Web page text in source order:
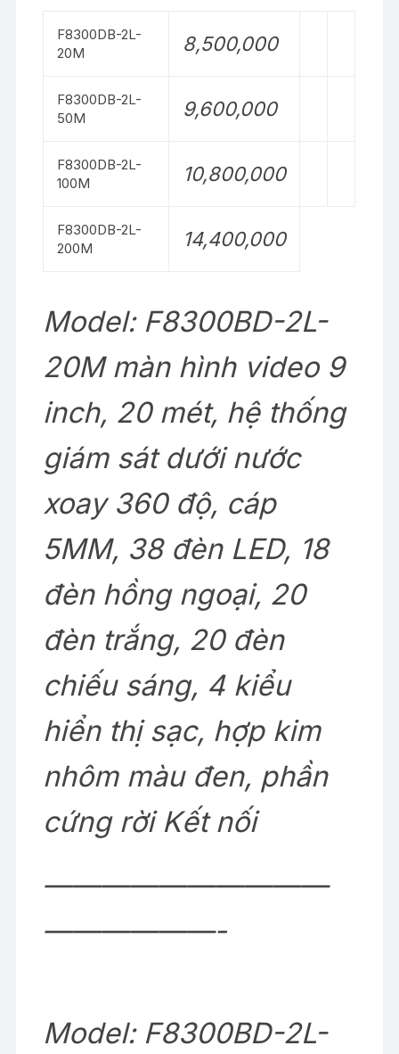
F8300DB-2L-
20M
8,500,000
F8300DB-2L-
50M
9,600,000
F8300DB-2L-
100M
10,800,000
F8300DB-2L-
200M
14,400,000
Model: F8300BD-2L-
20M màn hình video 9
inch, 20 mét, hệ thống
giám sát dưới nước
xoay 360 độ, cáp
5MM, 38 đèn LED, 18
đèn hồng ngoại, 20
đèn trắng, 20 đèn
chiếu sáng, 4 kiểu
hiển thị sạc, hợp kim
nhôm màu đen, phần
cứng rời Kết nối
——————————
——————-
Model: F8300BD-2L-